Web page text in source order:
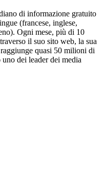
di informazione gratuito
(francese, inglese,
Ogni mese, più di 10
il suo sito web, la sua
quasi 50 milioni di
dei leader dei media